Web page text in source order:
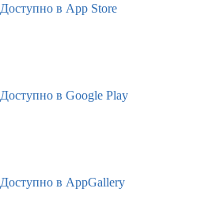
Доступно в App Store
Доступно в Google Play
Доступно в AppGallery